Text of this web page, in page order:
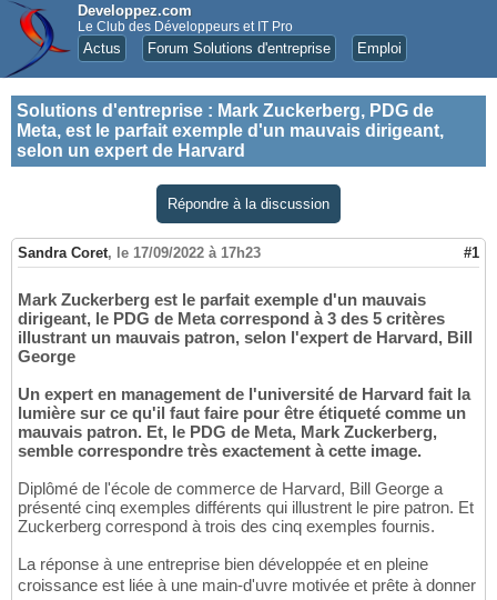
Developpez.com
Le Club des Développeurs et IT Pro
Actus Forum Solutions d'entreprise Emploi
Solutions d'entreprise : Mark Zuckerberg, PDG de
Meta, est le parfait exemple d'un mauvais dirigeant,
selon un expert de Harvard
Répondre à la discussion
Sandra Coret, le 17/09/2022 à 17h23 #1
Mark Zuckerberg est le parfait exemple d'un mauvais
dirigeant, le PDG de Meta correspond à 3 des 5 critères
illustrant un mauvais patron, selon l'expert de Harvard, Bill
George
Un expert en management de l'université de Harvard fait la
lumière sur ce qu'il faut faire pour être étiqueté comme un
mauvais patron. Et, le PDG de Meta, Mark Zuckerberg,
semble correspondre très exactement à cette image.
Diplômé de l'école de commerce de Harvard, Bill George a
présenté cinq exemples différents qui illustrent le pire patron. Et
Zuckerberg correspond à trois des cinq exemples fournis.
La réponse à une entreprise bien développée et en pleine
croissance est liée à une main-d'uvre motivée et prête à donner